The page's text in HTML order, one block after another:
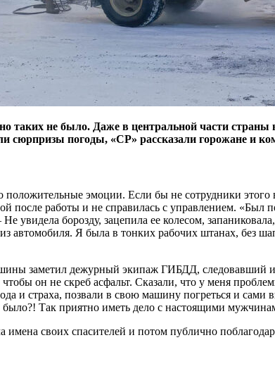
не было. Даже в центральной части
сюрпризы погоды, «СР» рассказали горожане и
эмоции. Если бы не сотрудники этого
после работы и не справилась с управлением. «Был
увидела борозду, зацепила ее колесом,
автомобиля. Я была в тонких рабочих штанах, без
заметил дежурный экипаж ГИБДД, следовавший
он не скреб асфальт. Сказали, что у меня
и страха, позвали в свою машину погреться и сами
Так приятно иметь дело с настоящими
своих спасителей и потом публично